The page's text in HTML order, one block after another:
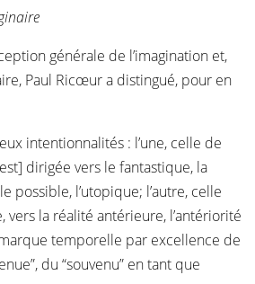
générale de l’imagination et,
Paul Ricœur a distingué, pour en
intentionnalités : l’une, celle de
dirigée vers le fantastique, la
possible, l’utopique; l’autre, celle
vers la réalité antérieure, l’antériorité
temporelle par excellence de
du “souvenu” en tant que